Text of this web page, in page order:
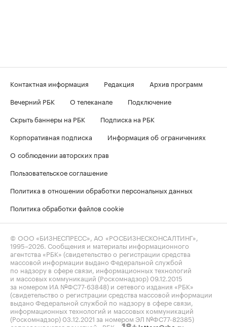
Контактная информация Редакция
Архив программ
Вечерний РБК
О телеканале
Подключение
Скрыть баннеры на РБК
Подписка на РБК
Корпоративная подписка
Информация об ограничениях
О соблюдении авторских прав
Пользовательское соглашение
Политика в отношении обработки персональных данных
Политика обработки файлов cookie
© ООО «БИЗНЕСПРЕСС», АО «РОСБИЗНЕСКОНСАЛТИНГ»,
1995–2026 . Сообщения и материалы информационного
агентства «РБК» (свидетельство о регистрации средства
массовой информации выдано Федеральной службой
по надзору в сфере связи, информационных технологий
и массовых коммуникаций (Роскомнадзор) 09.12.2015
за номером ИА №ФС77-63848) и сетевого издания «РБК»
(свидетельство о регистрации средства массовой информации
выдано Федеральной службой по надзору в сфере связи,
информационных технологий и массовых коммуникаций
(Роскомнадзор) 03.12.2021 за номером ЭЛ №ФС77-82385)